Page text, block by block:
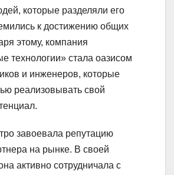
которые разделяли его
к достижению общих
этому, компания
технологии» стала оазисом
и инженеров, которые
реализовывать свой
завоевала репутацию
на рынке. В своей
активно сотрудничала с